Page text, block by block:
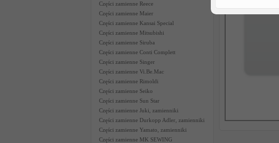
Części zamienne Reece
Części zamienne Maier
Części zamienne Kansai Special
Części zamienne Mitsubishi
Części zamienne Siruba
Części zamienne Conti Complett
Części zamienne Singer
Części zamienne Vi.Be.Mac
Części zamienne Rimoldi
Części zamienne Seiko
Części zamienne Sun Star
Części zamienne Juki, zamienniki
Części zamienne Durkopp Adler, zamienniki
Części zamienne Yamato, zamienniki
Części zamienne MK SEWING